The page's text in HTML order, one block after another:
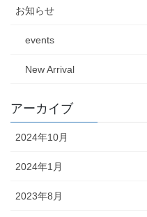
お知らせ
events
New Arrival
アーカイブ
2024年10月
2024年1月
2023年8月